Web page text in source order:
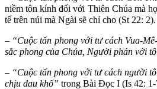
niềm tôn kính đối với Thiên Chúa mà
tế trên núi mà Ngài sẽ chỉ cho (St 22: 2).
– “Cuộc tấn phong với tư cách Vua-
sắc phong của Chúa, Người phán với
– “Cuộc tấn phong với tư cách người
chịu đau khổ” trong Bài Đọc I (Is 42: 1-